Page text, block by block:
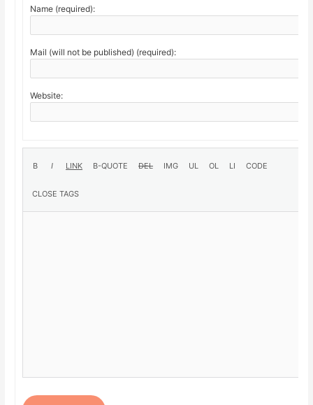
Name (required):
Mail (will not be published) (required):
Website: